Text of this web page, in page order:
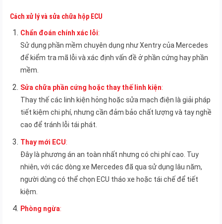
Cách xử lý và sửa chữa hộp ECU
Chẩn đoán chính xác lỗi:
Sử dụng phần mềm chuyên dụng như Xentry của Mercedes
để kiểm tra mã lỗi và xác định vấn đề ở phần cứng hay phần
mềm.
Sửa chữa phần cứng hoặc thay thế linh kiện:
Thay thế các linh kiện hỏng hoặc sửa mạch điện là giải pháp
tiết kiệm chi phí, nhưng cần đảm bảo chất lượng và tay nghề
cao để tránh lỗi tái phát.
Thay mới ECU:
Đây là phương án an toàn nhất nhưng có chi phí cao. Tuy
nhiên, với các dòng xe Mercedes đã qua sử dụng lâu năm,
người dùng có thể chọn ECU tháo xe hoặc tái chế để tiết
kiệm.
Phòng ngừa: